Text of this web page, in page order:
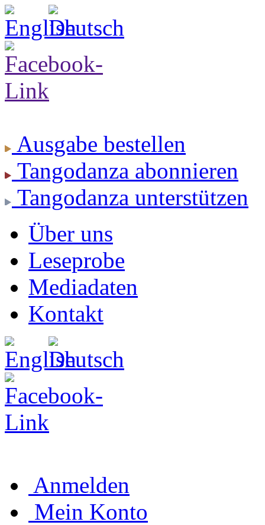
Ausgabe bestellen
Tangodanza abonnieren
Tangodanza unterstützen
Über uns
Leseprobe
Mediadaten
Kontakt
Anmelden
Mein Konto